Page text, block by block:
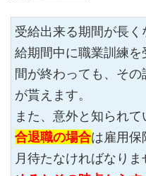
受給出来る期間が長
給期間中に職業訓練
間が終わっても、そ
が貰えます。
また、意外と知られて
合退職の場合は雇用保
月待たなければなり